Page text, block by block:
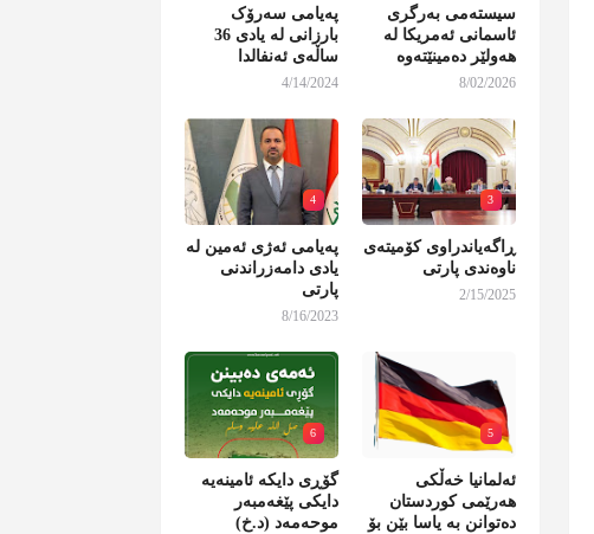
سیستەمی بەرگری
ئاسمانی ئەمریکا لە
هەولێر دەمینێتەوە
8/02/2026
پەیامی سەرۆک
بارزانی لە یادی 36
ساڵەی ئەنفالدا
4/14/2024
3
ڕاگەیاندراوی کۆمیتەی
ناوەندی پارتی
2/15/2025
4
پەیامی ئەژی ئەمین لە
یادی دامەزراندنی
پارتی
8/16/2023
5
ئەلمانیا خەڵکی
هەرێمی کوردستان
دەتوانن بە یاسا بێن بۆ
6
گۆڕی دایکە ئامینەیە
دایکی پێغەمبەر
موحەمەد (د.خ)